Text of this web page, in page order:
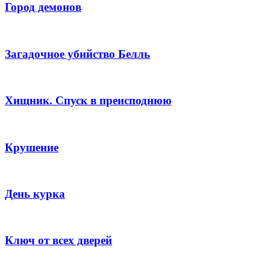
Город демонов
Загадочное убийство Белль
Хищник. Спуск в преисподнюю
Крушение
День курка
Ключ от всех дверей